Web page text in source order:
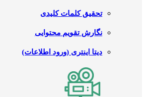
تحقیق کلمات کلیدی
نگارش تقویم محتوایی
دیتا اینتری (ورود اطلاعات)